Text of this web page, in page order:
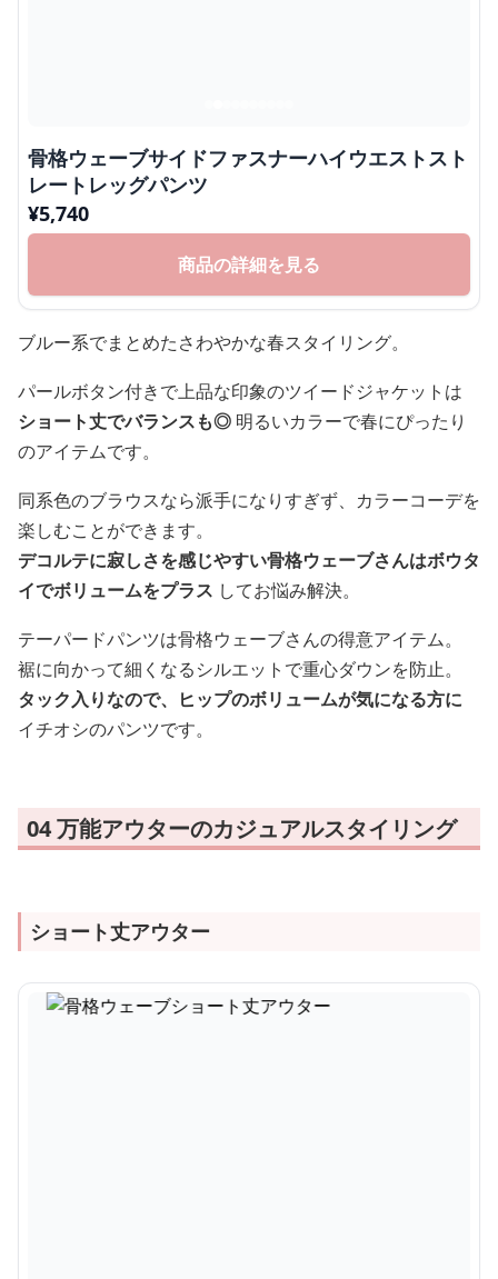
骨格ウェーブサイドファスナーハイウエストスト
レートレッグパンツ
¥5,740
商品の詳細を見る
ブルー系でまとめたさわやかな春スタイリング。
パールボタン付きで上品な印象のツイードジャケットは
ショート丈でバランスも◎ 明るいカラーで春にぴったり
のアイテムです。
同系色のブラウスなら派手になりすぎず、カラーコーデを
楽しむことができます。
デコルテに寂しさを感じやすい骨格ウェーブさんはボウタ
イでボリュームをプラス してお悩み解決。
テーパードパンツは骨格ウェーブさんの得意アイテム。
裾に向かって細くなるシルエットで重心ダウンを防止。
タック入りなので、ヒップのボリュームが気になる方に
イチオシのパンツです。
04 万能アウターのカジュアルスタイリング
ショート丈アウター